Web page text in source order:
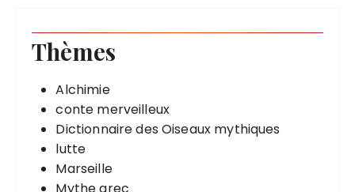
Thèmes
Alchimie
conte merveilleux
Dictionnaire des Oiseaux mythiques
lutte
Marseille